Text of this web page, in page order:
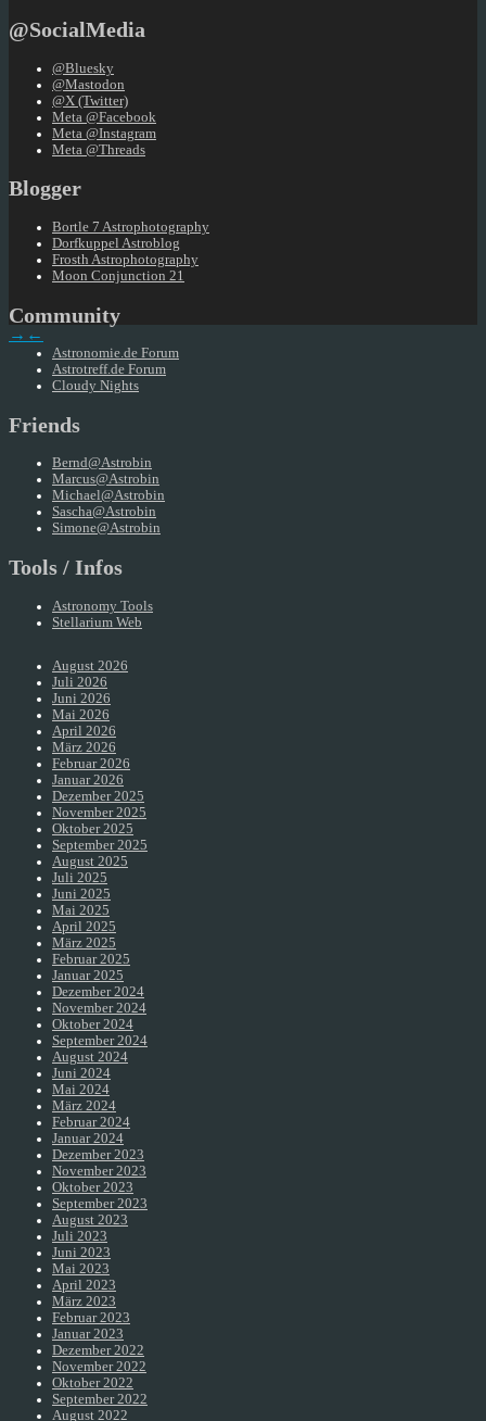
@SocialMedia
@Bluesky
@Mastodon
@X (Twitter)
Meta @Facebook
Meta @Instagram
Meta @Threads
Blogger
Bortle 7 Astrophotography
Dorfkuppel Astroblog
Frosth Astrophotography
Moon Conjunction 21
Community
Astronomie.de Forum
Astrotreff.de Forum
Cloudy Nights
Friends
Bernd@Astrobin
Marcus@Astrobin
Michael@Astrobin
Sascha@Astrobin
Simone@Astrobin
Tools / Infos
Astronomy Tools
Stellarium Web
August 2026
Juli 2026
Juni 2026
Mai 2026
April 2026
März 2026
Februar 2026
Januar 2026
Dezember 2025
November 2025
Oktober 2025
September 2025
August 2025
Juli 2025
Juni 2025
Mai 2025
April 2025
März 2025
Februar 2025
Januar 2025
Dezember 2024
November 2024
Oktober 2024
September 2024
August 2024
Juni 2024
Mai 2024
März 2024
Februar 2024
Januar 2024
Dezember 2023
November 2023
Oktober 2023
September 2023
August 2023
Juli 2023
Juni 2023
Mai 2023
April 2023
März 2023
Februar 2023
Januar 2023
Dezember 2022
November 2022
Oktober 2022
September 2022
August 2022
→ ←